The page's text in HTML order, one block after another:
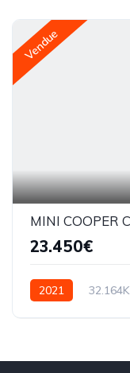
Vendue
23.450€
2021